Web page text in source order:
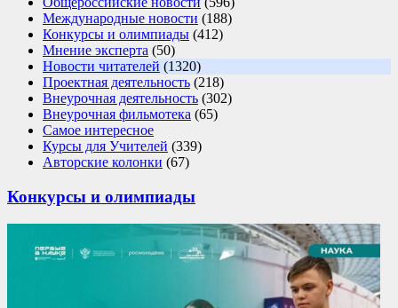
Международные новости (188)
Конкурсы и олимпиады (412)
Мнение эксперта (50)
Новости читателей (1320)
Проектная деятельность (218)
Внеурочная деятельность (302)
Внеурочная фильмотека (65)
Самое интересное
Курсы для Учителей (339)
Авторские колонки (67)
Конкурсы и олимпиады